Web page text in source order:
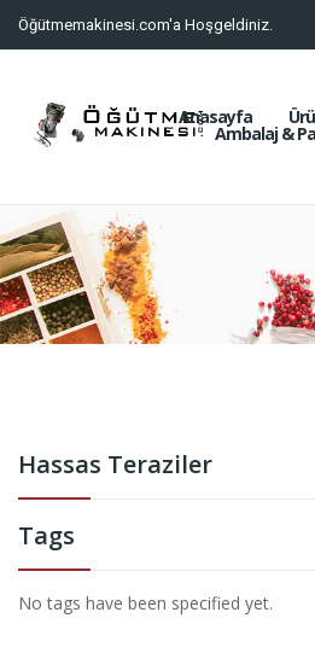
Öğütmemakinesi.com'a Hoşgeldiniz.
Anasayfa
Ambalaj &
Hassas Teraziler
Tags
No tags have been specified yet.